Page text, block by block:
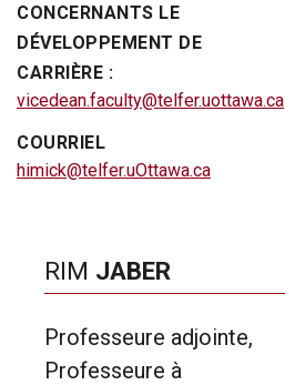
CONCERNANTS LE
DÉVELOPPEMENT DE
CARRIÈRE :
vicedean.faculty@telfer.uottawa.ca
COURRIEL
himick@telfer.uOttawa.ca
RIM JABER
Professeure adjointe,
Professeure à